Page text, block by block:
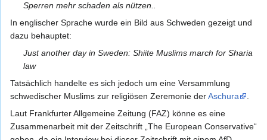
Sperren mehr schaden als nützen..
In englischer Sprache wurde ein Bild aus Schweden gezeigt und
dazu behauptet:
Just another day in Sweden: Shiite Muslims march for Sharia
law
Tatsächlich handelte es sich jedoch um eine Versammlung
schwedischer Muslims zur religiösen Zeremonie derAschura
Laut Frankfurter Allgemeine Zeitung (FAZ) könne es eine
Zusammenarbeit mit der Zeitschrift „The European Conservative“